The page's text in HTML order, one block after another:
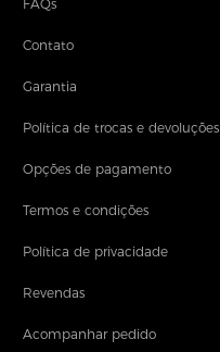
FAQs
Contato
Garantia
Política de trocas e devoluções
Opções de pagamento
Termos e condições
Política de privacidade
Revendas
Acompanhar pedido